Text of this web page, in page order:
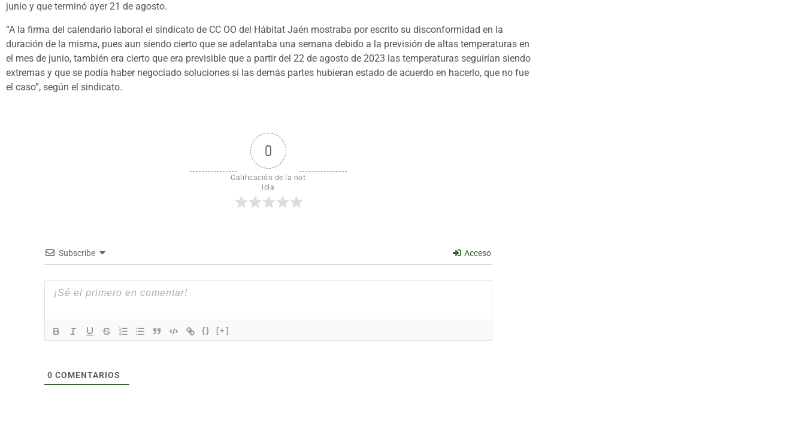
junio y que terminó ayer 21 de agosto.
“A la firma del calendario laboral el sindicato de CC OO del Hábitat Jaén mostraba por escrito su disconformidad en la
duración de la misma, pues aun siendo cierto que se adelantaba una semana debido a la previsión de altas temperaturas en
el mes de junio, también era cierto que era previsible que a partir del 22 de agosto de 2023 las temperaturas seguirían siendo
extremas y que se podía haber negociado soluciones si las demás partes hubieran estado de acuerdo en hacerlo, que no fue
el caso”, según el sindicato.
0
Calificación de la not
icia
Subscribe Acceso
{} [+]
0 COMENTARIOS